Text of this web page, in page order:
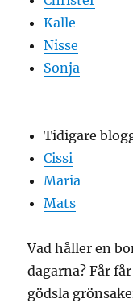
Kalle
Nisse
Sonja
Tidigare
Cissi
Maria
Mats
Vad håller en
dagarna? Får
gödsla